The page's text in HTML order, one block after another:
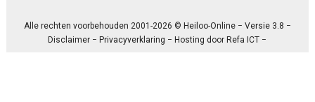
Alle rechten voorbehouden 2001-2026 © Heiloo-Online − Versie 3.8 −
Disclaimer −Privacyverklaring − Hosting doorRefa ICT −